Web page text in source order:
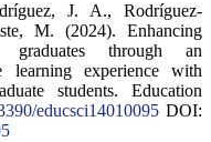
J. A., Rodríguez-
M. (2024). Enhancing
through an
learning experience with
students. Education
educsci14010095 DOI: